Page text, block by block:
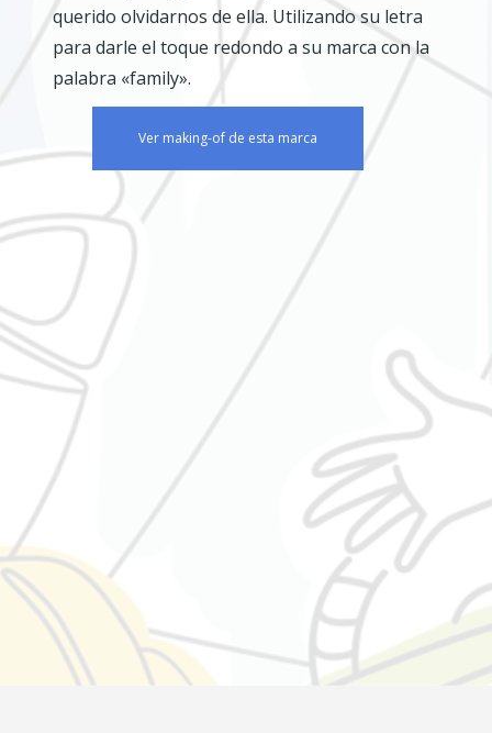
querido olvidarnos de ella. Utilizando su letra
para darle el toque redondo a su marca con la
palabra «family».
Ver making-of de esta marca